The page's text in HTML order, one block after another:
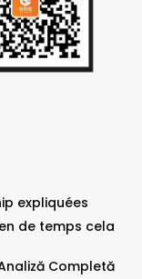
expliquées
de temps cela
Completă